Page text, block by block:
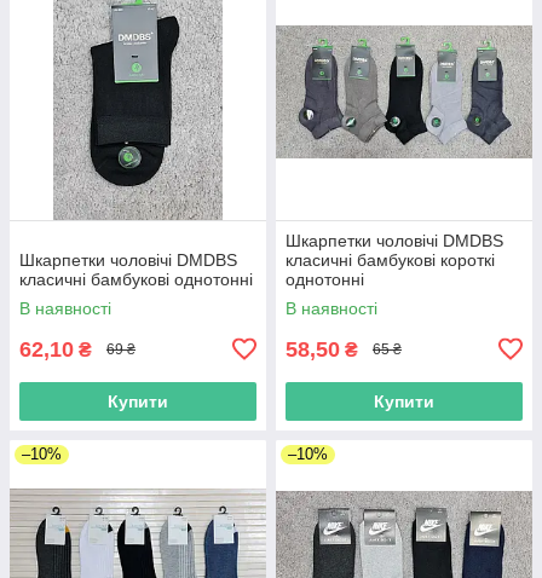
Шкарпетки чоловічі DMDBS
класичні бамбукові однотонні
В наявності
62,10 ₴ 69 ₴
Купити
Шкарпетки чоловічі DMDBS
класичні бамбукові короткі
однотонні
В наявності
58,50 ₴ 65 ₴
Купити
–10% –10%